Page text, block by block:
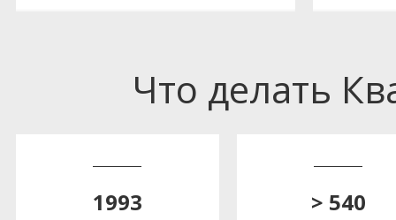
Что делать
1993 > 540